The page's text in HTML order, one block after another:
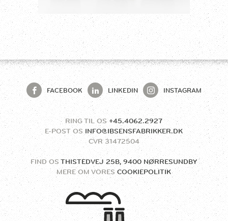
FACEBOOK LINKEDIN INSTAGRAM
RING TIL OS +45.4062.2927
E-POST OS INFO@IBSENSFABRIKKER.DK
MERE OM VORES COOKIEPOLITIK
FIND OS THISTEDVEJ 25B, 9400 NØRRESUNDBY
CVR31472504